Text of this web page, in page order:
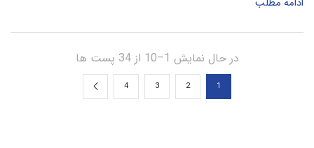
در حال نمایش 1–10 از 34 پست ها
1
2
3
4